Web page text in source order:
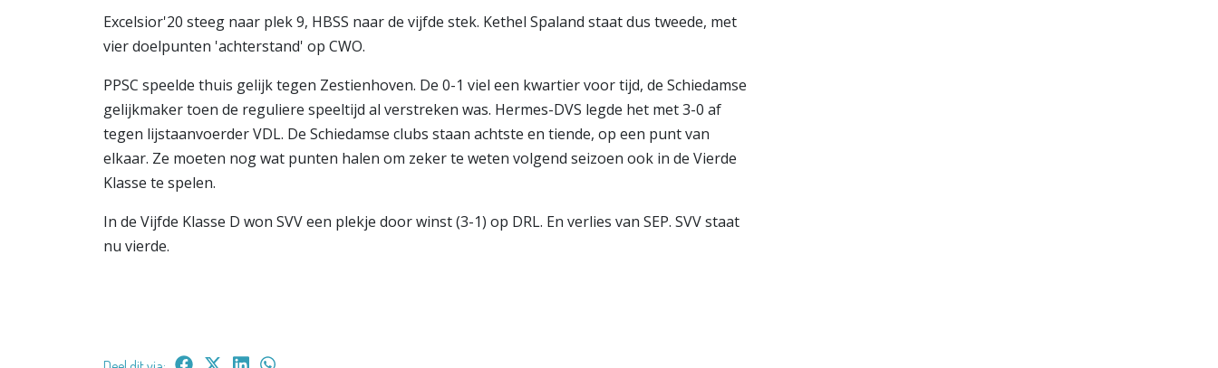
Excelsior'20 steeg naar plek 9, HBSS naar de vijfde stek. Kethel Spaland staat dus tweede, met
vier doelpunten 'achterstand' op CWO.
PPSC speelde thuis gelijk tegen Zestienhoven. De 0-1 viel een kwartier voor tijd, de Schiedamse
gelijkmaker toen de reguliere speeltijd al verstreken was. Hermes-DVS legde het met 3-0 af
tegen lijstaanvoerder VDL. De Schiedamse clubs staan achtste en tiende, op een punt van
elkaar. Ze moeten nog wat punten halen om zeker te weten volgend seizoen ook in de Vierde
Klasse te spelen.
In de Vijfde Klasse D won SVV een plekje door winst (3-1) op DRL. En verlies van SEP. SVV staat
nu vierde.